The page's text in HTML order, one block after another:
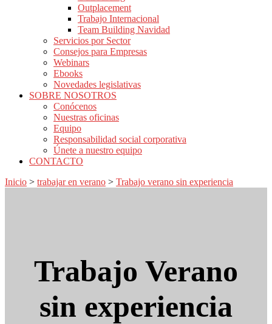
Outplacement
Trabajo Internacional
Team Building Navidad
Servicios por Sector
Consejos para Empresas
Webinars
Ebooks
Novedades legislativas
SOBRE NOSOTROS
Conócenos
Nuestras oficinas
Equipo
Responsabilidad social corporativa
Únete a nuestro equipo
CONTACTO
Inicio > trabajar en verano > Trabajo verano sin experiencia
Trabajo Verano
sin experiencia